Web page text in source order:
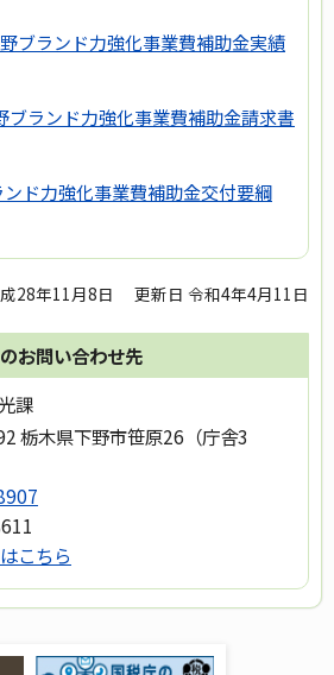
ブランド力強化事業費補助金実績
ブランド力強化事業費補助金請求書
ド力強化事業費補助金交付要綱
28年11月8日 更新日 令和4年4月11日
お問い合わせ先
課
栃木県下野市笹原26（庁舎3
こちら